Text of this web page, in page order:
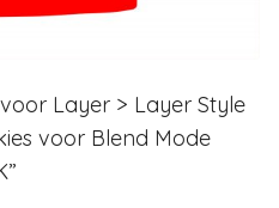
Layer > Layer Style
voor Blend Mode